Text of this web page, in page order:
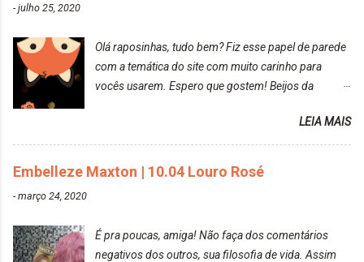
DekapColor "Minha mãe é lindaaaaa" Para quem
não conhece, o DekapColor é um p...
-julho 25, 2020
Olá raposinhas, tudo bem? Fiz esse papel de parede
com a temática do site com muito carinho para
vocês usarem. Espero que gostem! Beijos da
LEIA MAIS
Embelleze Maxton | 10.04 Louro Rosé
-março 24, 2020
É pra poucas, amiga! Não faça dos comentários
negativos dos outros, sua filosofia de vida. Assim